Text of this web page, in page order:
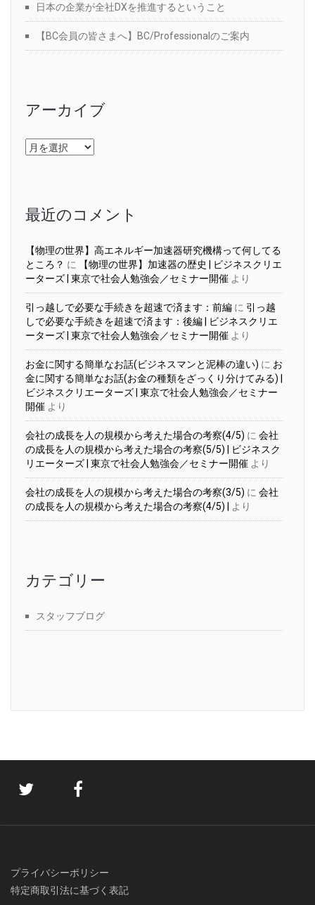
日本の企業が全社DXを推進するということ
【BC会員の皆さまへ】BC/Professionalのご案内
アーカイブ
ア
ー
最近のコメント
【物理の世界】高エネルギー加速器研究機構って何してる
ところ？ に
【物理の世界】加速器の歴史 | ビジネスクリエ
ーターズ | 東京で社会人勉強会／セミナー開催 より
引っ越しで必要な手続きを超速で済ます：前編 に 引っ越
しで必要な手続きを超速で済ます：後編 | ビジネスクリエ
ーターズ | 東京で社会人勉強会／セミナー開催 より
お金に関する簡単なお話(ビジネスマンと泥棒の違い) に お
金に関する簡単なお話(お金の種類をざっくり分けてみる) |
ビジネスクリエーターズ | 東京で社会人勉強会／セミナー
開催 より
会社の成長を人の規模から考えた場合の考察(4/5) に 会社
の成長を人の規模から考えた場合の考察(5/5) | ビジネスク
リエーターズ | 東京で社会人勉強会／セミナー開催 より
会社の成長を人の規模から考えた場合の考察(3/5) に 会社
の成長を人の規模から考えた場合の考察(4/5) |
より
カテゴリー
スタッフブログ
プライバシーポリシー
特定商取引法に基づく表記